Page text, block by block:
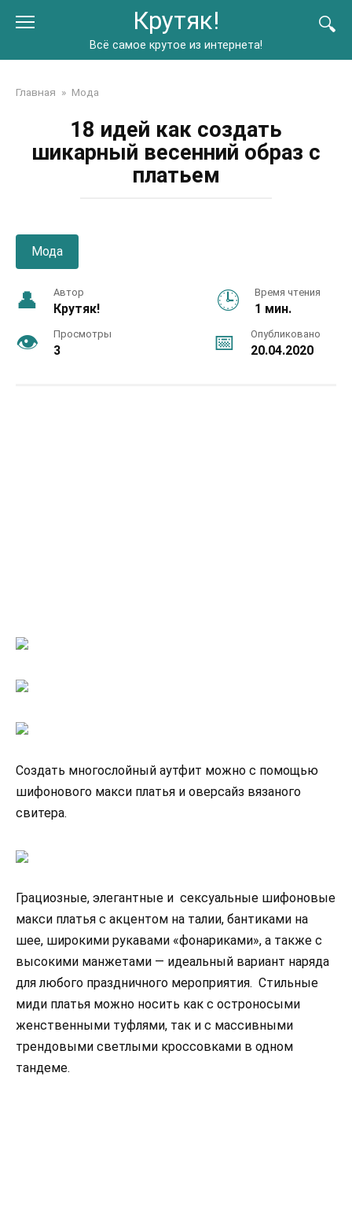
Крутяк!
Всё самое крутое из интернета!
Главная » Мода
18 идей как создать
шикарный весенний образ с
платьем
Мода
Автор
Крутяк!
Время чтения
1 мин.
Просмотры
3
Опубликовано
20.04.2020
Создать многослойный аутфит можно с помощью
шифонового макси платья и оверсайз вязаного
свитера.
Грациозные, элегантные и сексуальные шифоновые
макси платья с акцентом на талии, бантиками на
шее, широкими рукавами «фонариками», а также с
высокими манжетами — идеальный вариант наряда
для любого праздничного мероприятия. Стильные
миди платья можно носить как с остроносыми
женственными туфлями, так и с массивными
трендовыми светлыми кроссовками в одном
тандеме.